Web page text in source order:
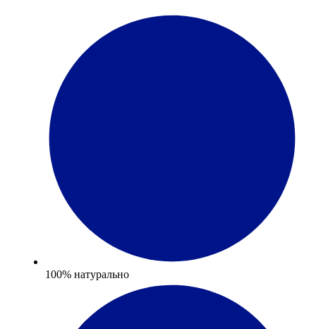
100% натурально